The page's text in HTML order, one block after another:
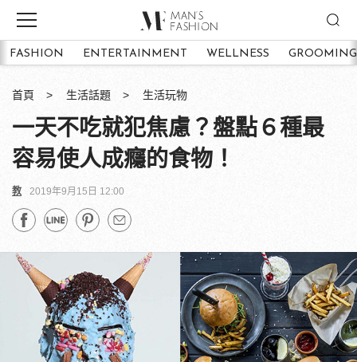
FASHION ENTERTAINMENT WELLNESS GROOMING
首頁 生活話題 生活玩物
一天不吃就犯焦慮？盤點６種最
容易使人成癮的食物！
教 2019年9月15日 12:00